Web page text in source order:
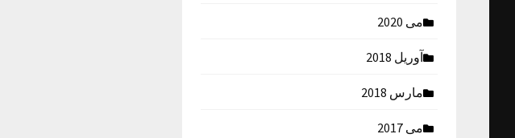
می 2020
آوریل 2018
مارس 2018
می 2017